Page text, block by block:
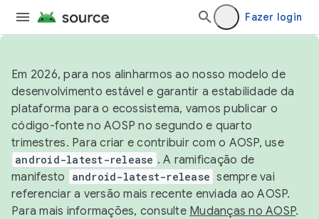
Fazer login
Em 2026, para nos alinharmos ao nosso modelo de
desenvolvimento estável e garantir a estabilidade da
plataforma para o ecossistema, vamos publicar o
código-fonte no AOSP no segundo e quarto
trimestres. Para criar e contribuir com o AOSP, use
android-latest-release . A ramificação de
manifesto
android-latest-release sempre vai
referenciar a versão mais recente enviada ao AOSP.
Para mais informações, consulte Mudanças no AOSP.